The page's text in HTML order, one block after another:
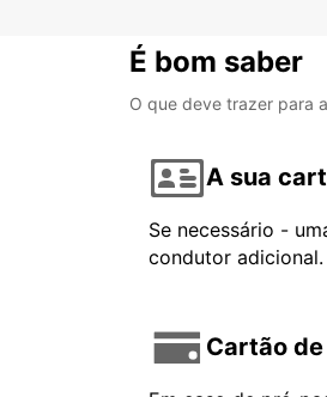
É bom saber
O que deve trazer para
A sua
Se necessário -
condutor
Cartão